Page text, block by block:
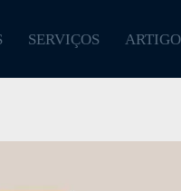
SERVIÇOS